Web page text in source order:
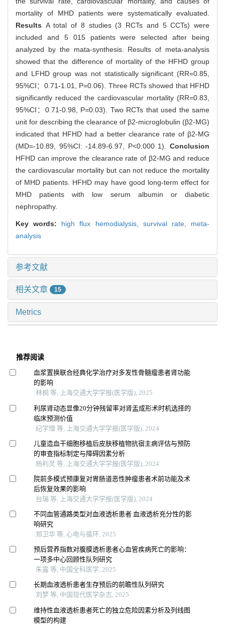
mortality of MHD patients were systematically evaluated.
Results A total of 8 studies (3 RCTs and 5 CCTs) were
included and 5 015 patients were selected after being
analyzed by the mata-synthesis. Results of meta-analysis
showed that the difference of mortality of the HFHD group
and LFHD group was not statistically significant (RR=0.85,
95%CI：0.71-1.01, P=0.06). Three RCTs showed that HFHD
significantly reduced the cardiovascular mortality (RR=0.83,
95%CI：0.71-0.98, P=0.03). Two RCTs that used the same
unit for describing the clearance of β2-microglobulin (β2-MG)
indicated that HFHD had a better clearance rate of β2-MG
(MD=-10.89, 95%CI: -14.89-6.97, P<0.000 1). Conclusion
HFHD can improve the clearance rate of β2-MG and reduce
the cardiovascular mortality but can not reduce the mortality
of MHD patients. HFHD may have good long-term effect for
MHD patients with low serum albumin or diabetic
nephropathy.
Key words: high flux hemodialysis, survival rate, meta-
analysis
参考文献
相关文章 15
Metrics
推荐阅读
血浆置换联合经典化学治疗对多发性骨髓瘤患者肾功能
的影响
林桐 等, 上海交通大学学报(医学版), 2025
利尿肾动态显像20分钟残留率对肾盂成形术时机选择的
临床预测价值
纪学理 等, 上海交通大学学报(医学版), 2024
儿童造血干细胞移植后皮肤移植物抗宿主病评估与预防
的审查指标制定与障碍因素分析
杨利灵 等, 上海交通大学学报(医学版), 2024
院前多模式预康复对胃肠道恶性肿瘤患者术前功能及术
后恢复效果的影响
台瑞 等, 上海交通大学学报(医学版), 2024
不同血管通路类型对血液透析患者 血液透析充分性的影
响研究
郑卫华 等, 心电与循环, 2025
预后营养指数对腹膜透析患者心血管疾病死亡的影响：
一项多中心回顾性队列研究
朱露 等, 中国全科医学, 2025
长期血液透析患者生存预后的前瞻性队列研究
刘梦 等, 中国现代医学杂志, 2025
维持性血液透析患者死亡的独立危险因素分析及列线图
模型的构建